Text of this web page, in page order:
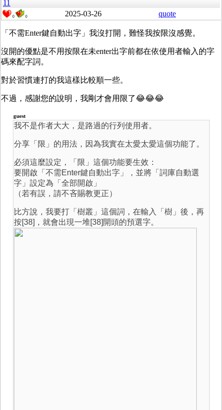
11
0 0 2025-03-26 quote
「不需Enter鍵自動出字」我沒打開，難怪我按限沒感覺。
沒開的優點是不用按限在未enter出字前都在依使用者輸入的字
碼來配字詞。
對於習慣連打的我這樣比較順一些。
不過，感謝您的說明，我剛才會用限了😂😂😂
guest
我不是作者大大，是路過的行列使用者。
分享「限」的用法，因為我實在太愛太愛這個功能了。
必須這麼設定，「限」這個功能要生效：
要開啟「不需Enter鍵自動出字」，並將「詞庫自動選
字」設定為「全部開啟」
（若有誤，請不吝賜教更正）
比方說，我要打「樹叢」這個詞，在輸入「樹」後，再
按[38]，就會出現一堆[38]開頭的預選字。